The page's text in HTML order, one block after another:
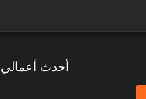
أحدث أعمالي